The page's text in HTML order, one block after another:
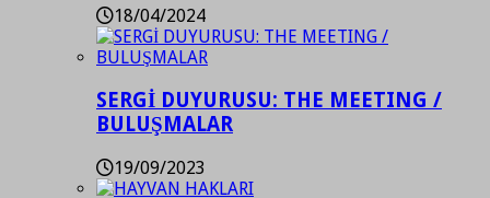
18/04/2024
SERGİ DUYURUSU: THE MEETING /
BULUŞMALAR
19/09/2023